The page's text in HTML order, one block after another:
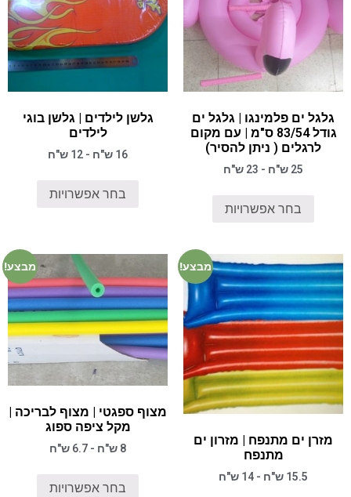
גלגל ים פלמינגו | גלגל ים
גודל 83/54 ס"מ | עם מקום
לרגלים ( ניתן להסיר)
25 ש"ח - 23 ש"ח
בחר אפשרויות
גלשן לילדים | גלשן בוגי
לילדים
16 ש"ח - 12 ש"ח
בחר אפשרויות
מבצע!
מזרן ים מתנפח | מזרון ים
מתנפח
15.5 ש"ח - 14 ש"ח
מבצע!
מצוף ספגטי | מצוף לבריכה |
מקל ציפה ספוג
8 ש"ח - 6.7 ש"ח
בחר אפשרויות